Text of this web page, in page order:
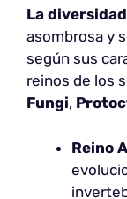
La diversidad
asombrosa y
según sus
reinos de los
Fungi,
Reino